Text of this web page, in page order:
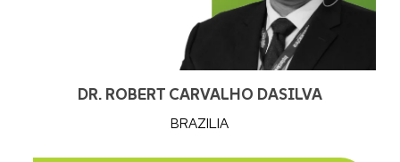
DR. ROBERT CARVALHO DASILVA
BRAZILIA